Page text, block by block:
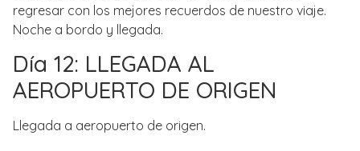
regresar con los mejores recuerdos de nuestro viaje.
Noche a bordo y llegada.
Día 12: LLEGADA AL
AEROPUERTO DE ORIGEN
Llegada a aeropuerto de origen.